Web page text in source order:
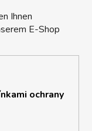
Ihnen
E-Shop
ochrany